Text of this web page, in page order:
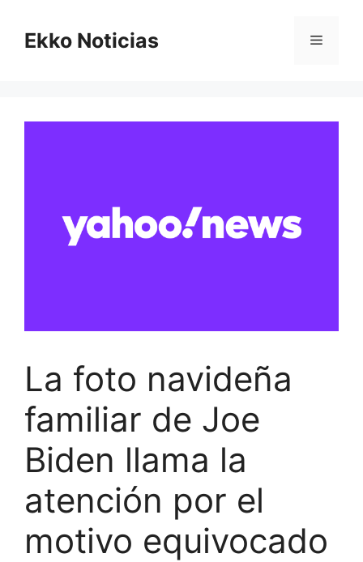
contenido
Ekko Noticias Menú
La foto navideña
familiar de Joe
Biden llama la
atención por el
motivo equivocado